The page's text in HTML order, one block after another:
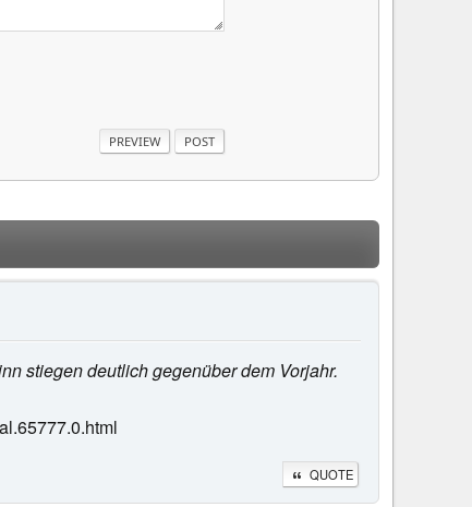
stiegen deutlich gegenüber dem Vorjahr.
QUOTE